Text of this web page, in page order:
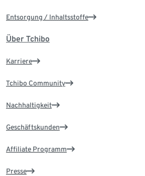
Entsorgung / Inhaltsstoffe
Über Tchibo
Karriere
Tchibo Community
Nachhaltigkeit
Geschäftskunden
Affiliate Programm
Presse